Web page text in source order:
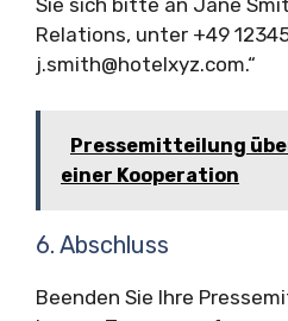
Sie sich bitte an Jane
Relations, unter +49
j.smith@hotelxyz.com.“
Pressemitteilung
einer Kooperation
6. Abschluss
Beenden Sie Ihre